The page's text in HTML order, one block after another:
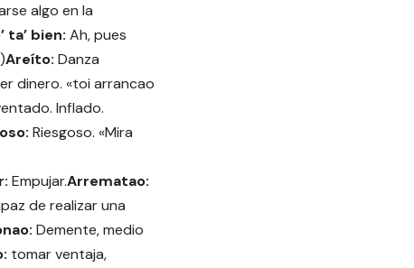
algo en la
ta’ bien: Ah, pues
Areíto: Danza
dinero. «toi arrancao
Inflado.
Riesgoso. «Mira
Empujar.Arrematao:
de realizar una
Demente, medio
tomar ventaja,